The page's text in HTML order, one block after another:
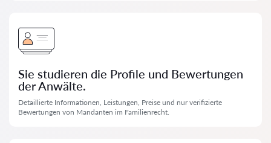
Sie studieren die Profile und Bewertungen
der Anwälte.
Detaillierte Informationen, Leistungen, Preise und nur verifizierte
Bewertungen von Mandanten im Familienrecht.